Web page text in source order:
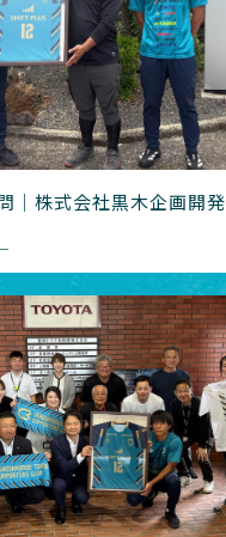
｜株式会社黒木企画開発